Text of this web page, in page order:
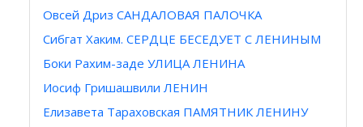
Овсей Дриз САНДАЛОВАЯ ПАЛОЧКА
Сибгат Хаким. СЕРДЦЕ БЕСЕДУЕТ С ЛЕНИНЫМ
Боки Рахим-заде УЛИЦА ЛЕНИНА
Иосиф Гришашвили ЛЕНИН
Елизавета Тараховская ПАМЯТНИК ЛЕНИНУ